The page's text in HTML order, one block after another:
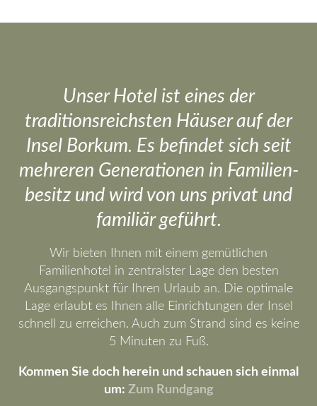
Unser Hotel ist eines der
traditionsreichsten Häuser auf der
Insel Borkum. Es befindet sich seit
mehreren Generationen in Familien­
besitz und wird von uns privat und
familiär geführt.
Wir bieten Ihnen mit einem gemütlichen
Familienhotel in zentralster Lage den besten
Ausgangspunkt für Ihren Urlaub an. Die optimale
Lage erlaubt es Ihnen alle Einrichtungen der Insel
schnell zu erreichen. Auch zum Strand sind es keine
5 Minuten zu Fuß.
Kommen Sie doch herein und schauen sich einmal
um: Zum Rundgang